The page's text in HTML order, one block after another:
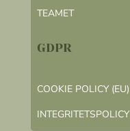
TEAMET
GDPR
COOKIE POLICY (EU)
INTEGRITETSPOLICY